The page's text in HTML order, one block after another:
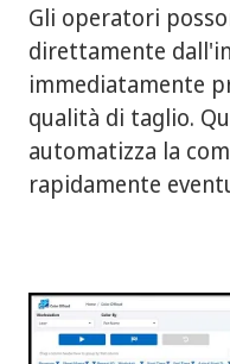
Gli operatori
direttamente
immediatamente
qualità di taglio.
automatizza la
rapidamente